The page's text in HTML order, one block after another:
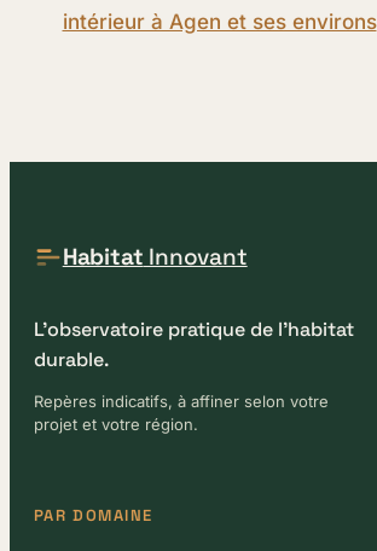
intérieur à Agen et ses environs
Habitat Innovant
L'observatoire pratique de l'habitat
durable.
Repères indicatifs, à affiner selon votre
projet et votre région.
PAR DOMAINE